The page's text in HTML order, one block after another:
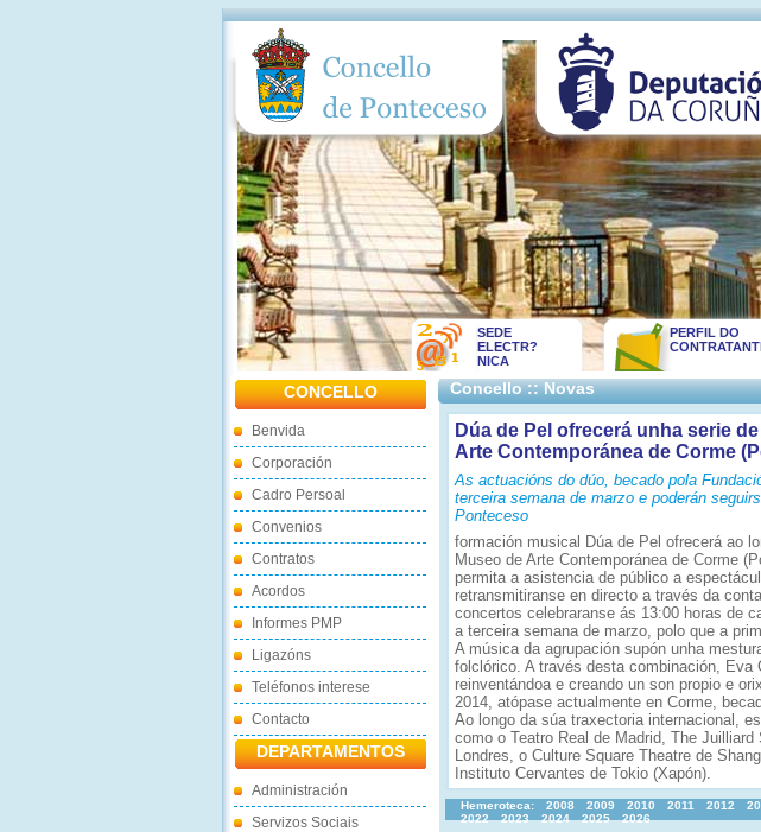
SEDE
ELECTR?
NICA
PERFIL DO
CONCELLO
Benvida
Corporación
Cadro Persoal
Convenios
Contratos
Acordos
Informes PMP
Ligazóns
Teléfonos interese
Contacto
DEPARTAMENTOS
Administración
Servizos Sociais
Concello :: Novas
Dúa de Pel ofrecerá unha serie
Arte Contemporánea de Corme
As actuacións do dúo, becado pola
terceira semana de marzo e poderán
Ponteceso
formación musical Dúa de Pel ofrecerá ao
Museo de Arte Contemporánea de Corme
permita a asistencia de público a
retransmitiranse en directo a través da
concertos celebraranse ás 13:00 horas de
a terceira semana de marzo, polo que a
A música da agrupación supón unha
folclórico. A través desta combinación, Eva
reinventándoa e creando un son propio e
2014, atópase actualmente en Corme,
Ao longo da súa traxectoria internacional,
como o Teatro Real de Madrid, The
Londres, o Culture Square Theatre de
Instituto Cervantes de Tokio (Xapón).
Hemeroteca: 2008 2009 2010 2011 2012
2022
2023 2024 2025 2026